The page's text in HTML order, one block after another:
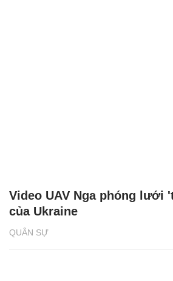
QUÂN SỰ
Video UAV Nga phóng lưới
của Ukraine